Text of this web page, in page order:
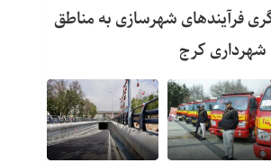
فرآیندهای شهرسازی به مناطق
شهرداری کرج